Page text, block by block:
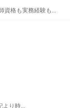
資格も実務経験も...
より時...